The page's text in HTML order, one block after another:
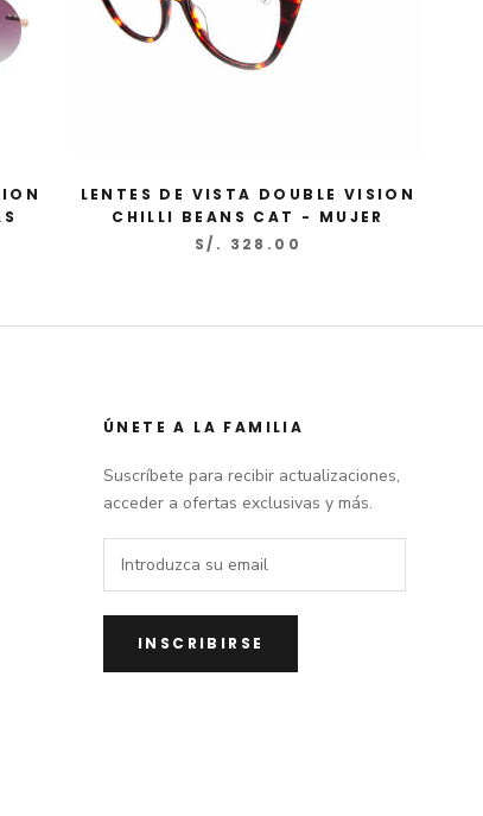
LENTES DE VISTA DOUBLE VISION
CHILLI BEANS CAT - MUJER
S/. 328.00
ÚNETE A LA FAMILIA
Suscríbete para recibir actualizaciones,
acceder a ofertas exclusivas y más.
INSCRIBIRSE
marketing.